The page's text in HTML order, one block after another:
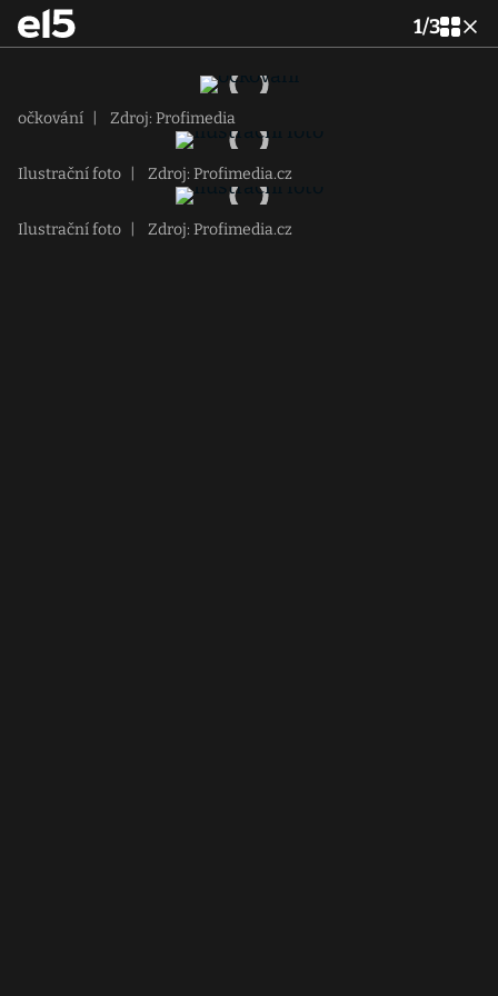
1/3
očkování Zdroj: Profimedia
Ilustrační foto Zdroj: Profimedia.cz
Ilustrační foto Zdroj: Profimedia.cz